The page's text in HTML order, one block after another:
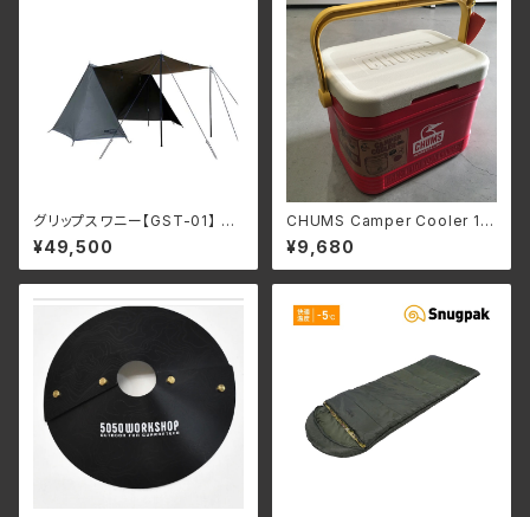
グリップスワニー【GST-01】 FI
RE PROOF GS TENT
¥49,500
CHUMS Camper Cooler 18
L クーラーボックス
¥9,680